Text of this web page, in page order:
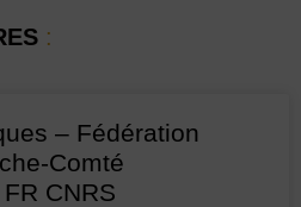
:
– Fédération
Comté
CNRS